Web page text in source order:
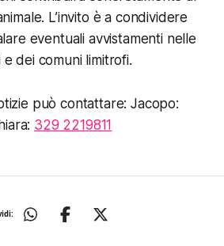
L’invito è a condividere
eventuali avvistamenti nelle
dei comuni limitrofi.
può contattare: Jacopo:
329 2219811